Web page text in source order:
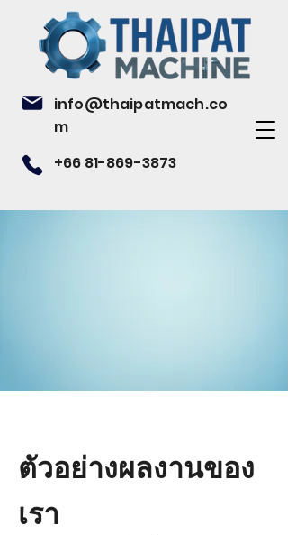
info@thaipatmach.co
m
+66 81-869-3873
ตัวอย่างผลงานของ
เรา